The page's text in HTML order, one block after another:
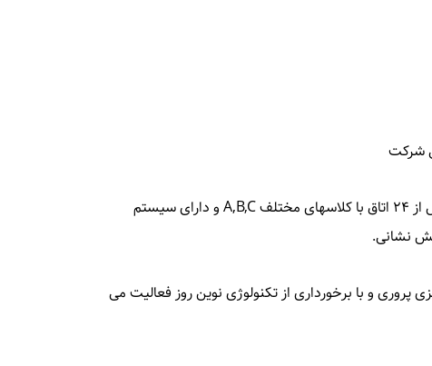
شرکت
سردخانه استاندارد ۱۰ هزار تنی: سردخانه استاندارد ۱۰ هزار تنی که در مسیرجاده ترانزیتی بین المللی قرار گرفته است که با بیش از ۲۴ اتاق با کلاسهای مختلف A,B,C و دارای سیستم
و با برخورداری از تکنولوژی نوین روز فعالیت می